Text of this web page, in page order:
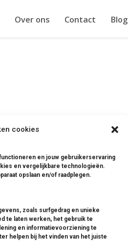
cookies
en jouw gebruikerservaring
en vergelijkbare technologieën.
opslaan en/of raadplegen.
zoals surfgedrag en unieke
te laten werken, het gebruik te
en informatievoorziening te
helpen bij het vinden van het juiste
Over ons Contact Blog
Branches
Eetgelegenheden &
zelfbedieningsrestaurants
Hotels & Resorts